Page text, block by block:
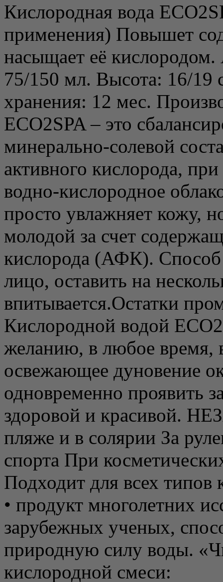
Кислородная вода
применения) Повышет
насыщает её
75/150 мл. Высота: 16/
хранения: 12 мес.
ECO2SPA – это
минерально-солевой
активного кислорода,
водно-кислородное
просто увлажняет кожу,
молодой за счет
кислорода (АФК).
лицо, оставить на
впитывается.Остатки
Кислородной водой
желанию, в любое время,
освежающее дуновение
одновременно проявить
здоровой и красивой.
пляже и в солярии За
спорта При
Подходит для всех типов
• продукт многолетних
зарубежных ученых,
природную силу воды.
кислородной смеси: